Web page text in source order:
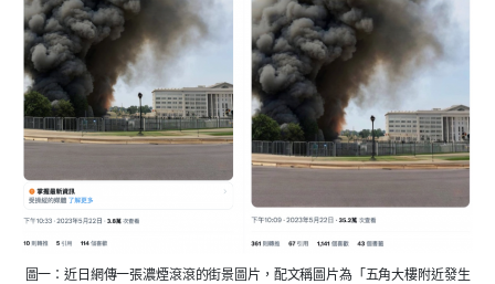
圖一：近日網傳一張濃煙滾滾的街景圖片，配文稱圖片為「五角大樓附近發生